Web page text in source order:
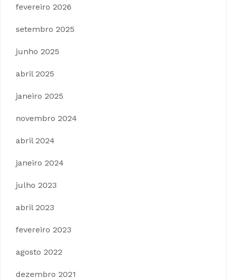
fevereiro 2026
setembro 2025
junho 2025
abril 2025
janeiro 2025
novembro 2024
abril 2024
janeiro 2024
julho 2023
abril 2023
fevereiro 2023
agosto 2022
dezembro 2021